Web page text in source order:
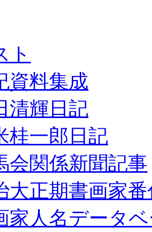
ト
資料集成
清輝日記
桂一郎日記
会関係新聞記事
大正期書画家
家人名データ